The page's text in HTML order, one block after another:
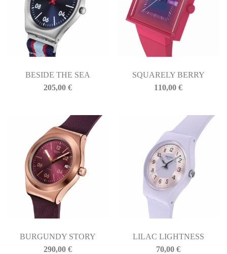
BESIDE THE SEA
205,00 €
SQUARELY BERRY
110,00€
BURGUNDY STORY
290,00 €
LILAC LIGHTNESS
70,00€